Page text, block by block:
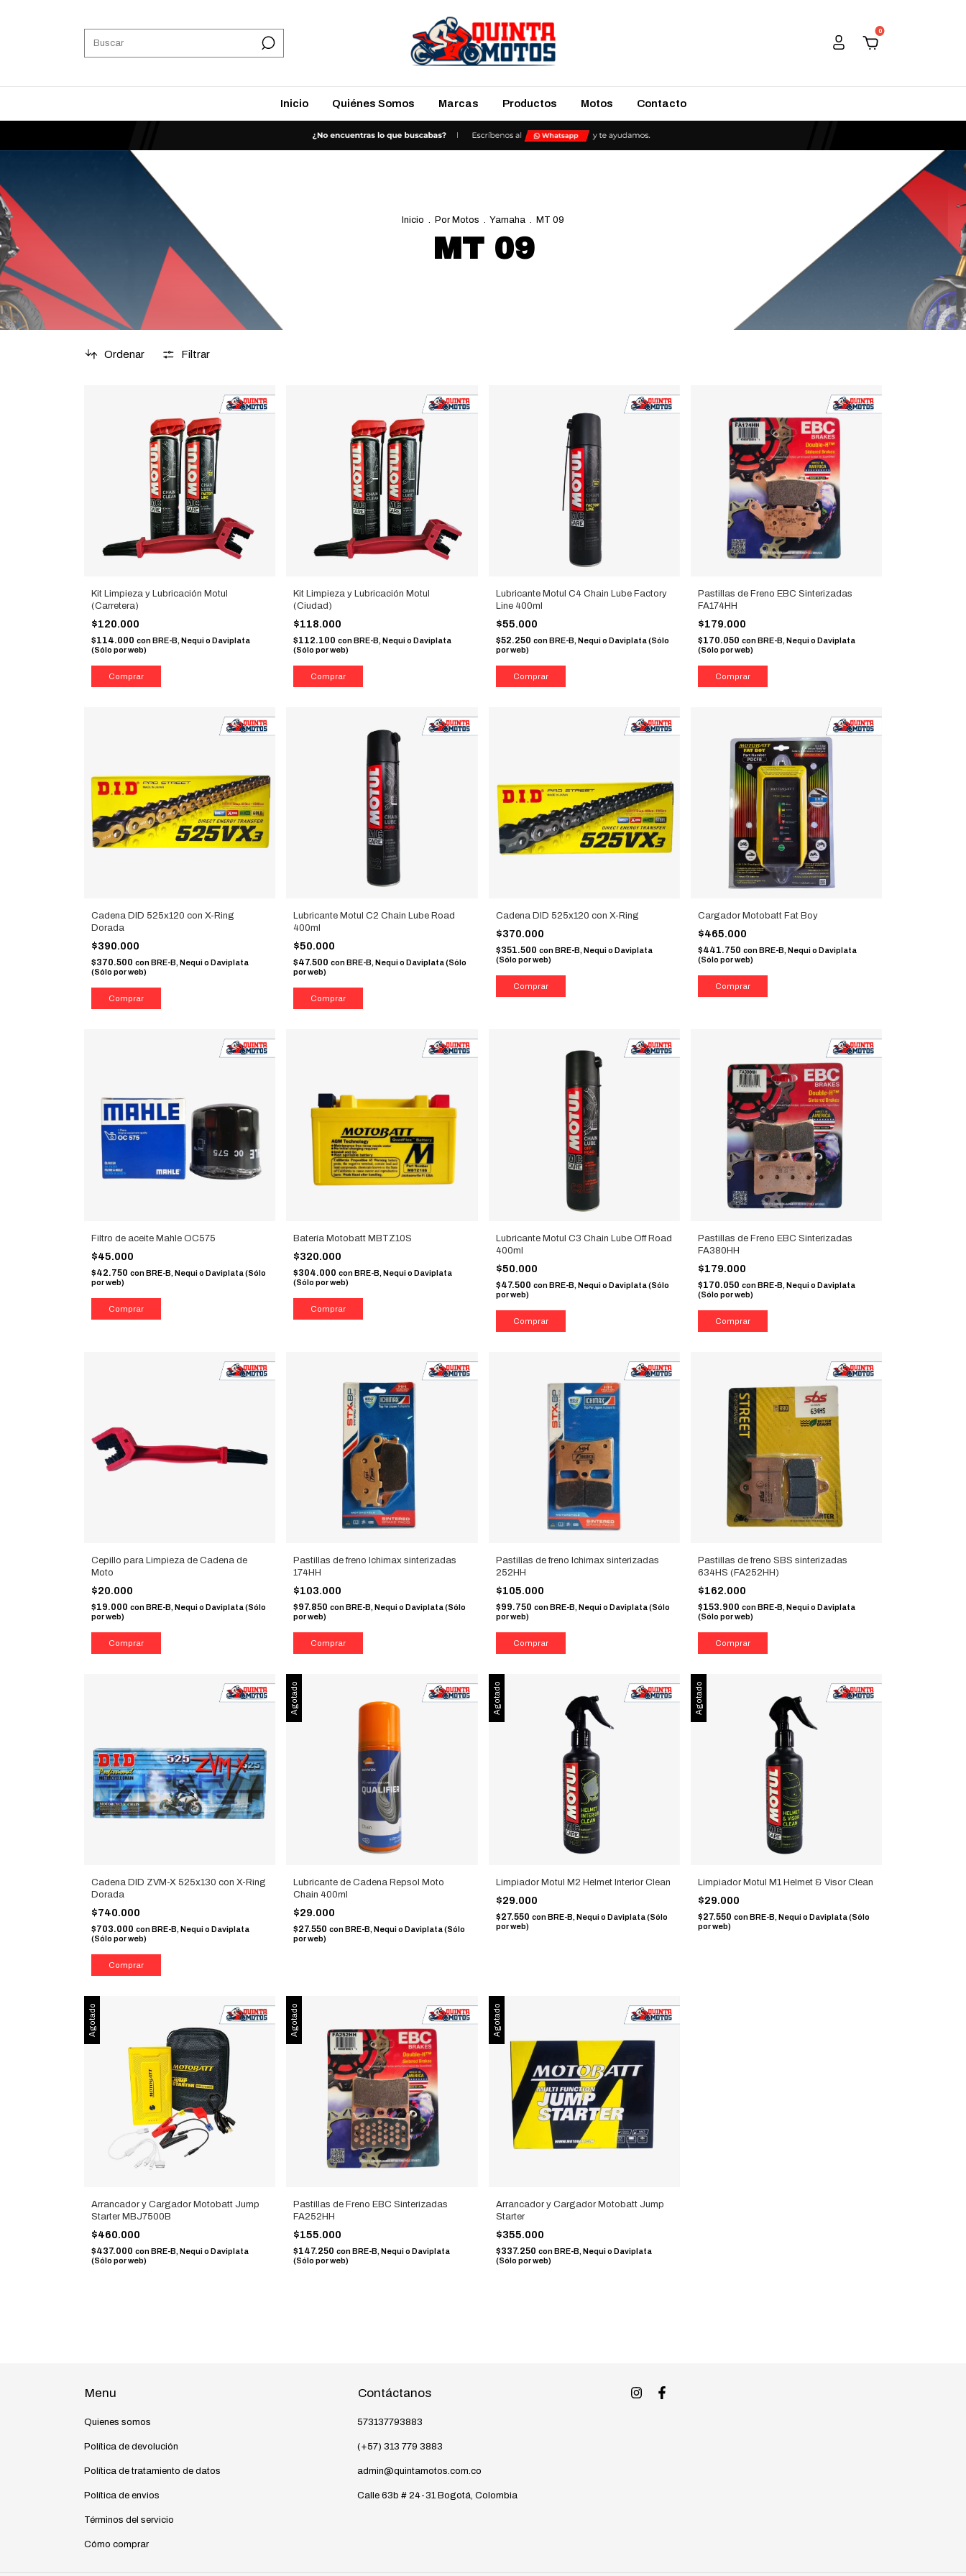
0
Inicio Quiénes Somos Marcas Productos Motos Contacto
Inicio . Por Motos . Yamaha . MT 09
MT 09
Ordenar Filtrar
Kit Limpieza y Lubricación Motul
(Carretera)
$120.000
$114.000 con BRE-B, Nequi o Daviplata
(Sólo por web)
Kit Limpieza y Lubricación Motul
(Ciudad)
$118.000
$112.100con BRE-B, Nequi o Daviplata
(Sólo por web)
Lubricante Motul C4 Chain Lube Factory
Line 400ml
$55.000
$52.250 con BRE-B, Nequi o Daviplata (Sólo
por web)
Pastillas de Freno EBC Sinterizadas
FA174HH
$179.000
$170.050 con BRE-B, Nequi o Daviplata
(Sólo por web)
Cadena DID 525x120 con X-Ring
Dorada
$390.000
$370.500 con BRE-B, Nequi o Daviplata
(Sólo por web)
Lubricante Motul C2 Chain Lube Road
400ml
$50.000
$47.500con BRE-B, Nequi o Daviplata (Sólo
por web)
Cadena DID 525x120 con X-Ring
$370.000
$351.500 con BRE-B, Nequi o Daviplata
(Sólo por web)
Cargador Motobatt Fat Boy
$465.000
$441.750 con BRE-B, Nequi o Daviplata
(Sólo por web)
Filtro de aceite Mahle OC575
$45.000
$42.750 conBRE-B, Nequi o Daviplata (Sólo
por web)
Batería Motobatt MBTZ10S
$320.000
$304.000conBRE-B, Nequi o Daviplata
(Sólo por web)
Lubricante Motul C3 Chain Lube Off Road
400ml
$50.000
$47.500 con BRE-B, Nequi o Daviplata (Sólo
por web)
Pastillas de Freno EBC Sinterizadas
FA380HH
$179.000
$170.050 conBRE-B, Nequi o Daviplata
(Sólo por web)
Cepillo para Limpieza de Cadena de
Moto
$20.000
$19.000 conBRE-B, Nequi o Daviplata (Sólo
por web)
Pastillas de freno Ichimax sinterizadas
174HH
$103.000
$97.850conBRE-B, Nequi o Daviplata (Sólo
por web)
Pastillas de freno Ichimax sinterizadas
252HH
$105.000
$99.750 con BRE-B, Nequi o Daviplata (Sólo
por web)
Pastillas de freno SBS sinterizadas
634HS (FA252HH)
$162.000
$153.900 conBRE-B, Nequi o Daviplata
(Sólo por web)
Cadena DID ZVM-X 525x130 con X-Ring
Dorada
$740.000
$703.000 con BRE-B, Nequi o Daviplata
(Sólo por web)
Agotado
Lubricante de Cadena Repsol Moto
Chain 400ml
$29.000
$27.550con BRE-B, Nequi o Daviplata (Sólo
por web)
Agotado
Limpiador Motul M2 Helmet Interior Clean
$29.000
$27.550 con BRE-B, Nequi o Daviplata (Sólo
por web)
Agotado
Limpiador Motul M1 Helmet & Visor Clean
$29.000
$27.550 con BRE-B, Nequi o Daviplata (Sólo
por web)
Agotado
Arrancador y Cargador Motobatt Jump
Starter MBJ7500B
$460.000
$437.000 con BRE-B, Nequi o Daviplata
(Sólo por web)
Agotado
Pastillas de Freno EBC Sinterizadas
FA252HH
$155.000
$147.250con BRE-B, Nequi o Daviplata
(Sólo por web)
Agotado
Arrancador y Cargador Motobatt Jump
Starter
$355.000
$337.250 con BRE-B, Nequi o Daviplata
(Sólo por web)
Menu
Quienes somos
Política de devolución
Política de tratamiento de datos
Política de envios
Términos del servicio
Cómo comprar
Contáctanos
573137793883
(+57) 313 779 3883
admin@quintamotos.com.co
Calle 63b # 24-31 Bogotá, Colombia